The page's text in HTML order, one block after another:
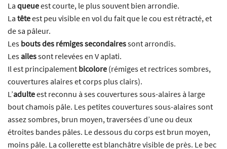
La queueest courte, le plus souvent bien arrondie.
La têteest peu visible en vol du fait que le cou est rétracté, et
de sa pâleur.
Les bouts des rémiges secondairessont arrondis.
Les ailessont relevées en V aplati.
Il est principalement bicolore (rémiges et rectrices sombres,
couvertures alaires et corps plus clairs).
L’adulteest reconnu à ses couvertures sous-alaires à large
bout chamois pâle. Les petites couvertures sous-alaires sont
assez sombres, brun moyen, traversées d’une ou deux
étroites bandes pâles. Le dessous du corps est brun moyen,
moins pâle. La collerette est blanchâtre visible de près. Le bec